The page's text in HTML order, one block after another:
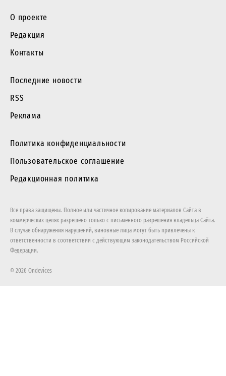
О проекте
Редакция
Контакты
Последние новости
RSS
Реклама
Политика конфиденциальности
Пользовательское соглашение
Редакционная политика
Все права защищены. Полное или частичное копирование материалов Сайта в
коммерческих целях разрешено только с письменного разрешения владельца Сайта.
В случае обнаружения нарушений, виновные лица могут быть привлечены к
ответственности в соответствии с действующим законодательством Российской
Федерации.
© 2026 Ondevices